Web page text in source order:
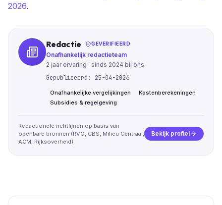
2026.
Redactie GEVERIFIEERD
Onafhankelijk redactieteam
2 jaar ervaring · sinds 2024 bij ons
Gepubliceerd: 25-04-2026
Onafhankelijke vergelijkingen
Kostenberekeningen
Subsidies & regelgeving
Redactionele richtlijnen op basis van
openbare bronnen (RVO, CBS, Milieu Centraal,
ACM, Rijksoverheid).
Bekijk profiel